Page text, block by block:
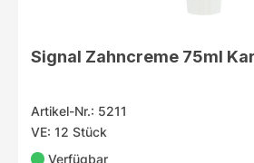
Signal Zahncreme 75ml
Artikel-Nr.: 5211
VE: 12 Stück
Verfügbar